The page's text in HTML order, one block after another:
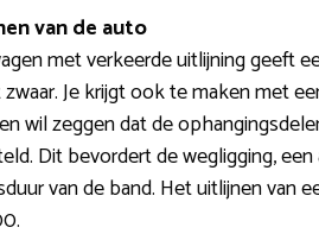
van de auto
met verkeerde uitlijning geeft
Je krijgt ook te maken met
wil zeggen dat de
Dit bevordert de wegligging,
van de band. Het uitlijnen van